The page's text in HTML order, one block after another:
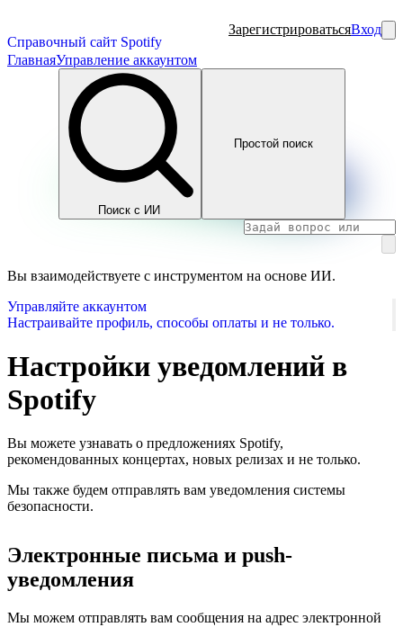
Справочный сайт Spotify
ЗарегистрироватьсяВход
ГлавнаяУправление аккаунтом
Поиск с ИИ
Простой поиск
Вы взаимодействуете с инструментом на основе ИИ.
Управляйте аккаунтом
Настраивайте профиль, способы оплаты и не только.
Настройки уведомлений в
Spotify
Вы можете узнавать о предложениях Spotify,
рекомендованных концертах, новых релизах и не только.
Мы также будем отправлять вам уведомления системы
безопасности.
Электронные письма и push-
уведомления
Мы можем отправлять вам сообщения на адрес электронной